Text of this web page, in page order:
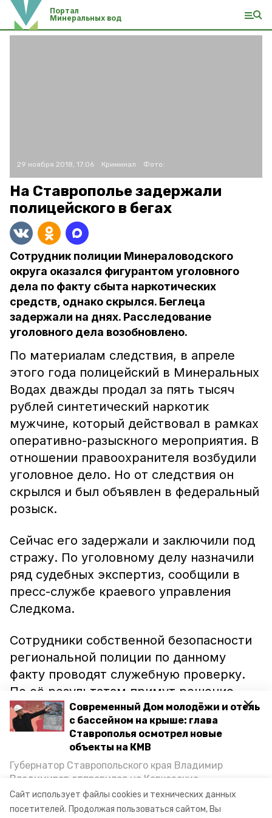
Сайт использует файлы cookies и технических данных
посетителей. Продолжая пользоваться сайтом, Вы
Современный Дом молодёжи и отель
с бассейном на крыше: глава
Ставрополья осмотрел новые
объекты на КМВ
Губернатор Ставропольского края Владимир
Владимиров отправился на Кавказские
Минеральные Воды, чтобы проинспектировать
строительство объектов в Кисловодске и
Портал
Минеральных вод
29 ноября 2018, 17:06 Криминал Фото:
На Ставрополье задержали
полицейского в бегах
Сотрудник полиции Минераловодского
округа оказался фигурантом уголовного
дела по факту сбыта наркотических
средств, однако скрылся. Беглеца
задержали на днях. Расследование
уголовного дела возобновлено.
По материалам следствия, в апреле
этого года полицейский в Минеральных
Водах дважды продал за пять тысяч
рублей синтетический наркотик
мужчине, который действовал в рамках
оперативно-разыскного мероприятия. В
отношении правоохранителя возбудили
уголовное дело. Но от следствия он
скрылся и был объявлен в федеральный
розыск.
Сейчас его задержали и заключили под
стражу. По уголовному делу назначили
ряд судебных экспертиз, сообщили в
пресс-службе краевого управления
Следкома.
Сотрудники собственной безопасности
региональной полиции по данному
факту проводят служебную проверку.
По её результатам примут решение,
имеет ли право сотрудник продолжать
службу в органах внутренних дел.
Ранее сообщалось, что в аэропорту
Минеральных Водзадержали
мошенника, который пытался скрыться
от правоохранительных органов.